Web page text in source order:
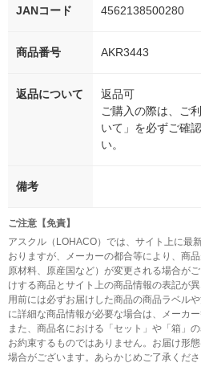
JANコード 4562138500280
商品番号 AKR3443
返品について
返品可
ご購入の際は、ご
いて」を必ずご確
い。
備考
ご注意【免責】
アスクル（LOHACO）では、サイト上に最
おりますが、メーカーの都合等により、商
原材料、原産国など）が変更される場合が
けする商品とサイト上の商品情報の表記が
用前には必ずお届けした商品の商品ラベル
に詳細な商品情報が必要な場合は、メーカ
また、商品名における「セット」や「箱」
お約束するものではありません。お届け形
場合がございます。あらかじめご了承くださ